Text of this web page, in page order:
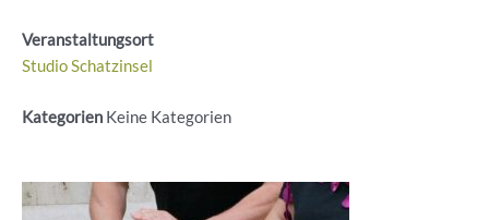
Veranstaltungsort
Studio Schatzinsel
Kategorien Keine Kategorien